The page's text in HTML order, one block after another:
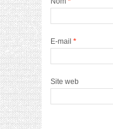
E-mail *
Site web